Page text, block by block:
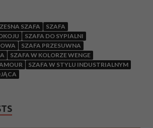
SZAFA
SZAFA
SZAFA DO SYPIALNI
SZAFA PRZESUWNA
SZAFA W KOLORZE WENGE
SZAFA W STYLU INDUSTRIALNYM